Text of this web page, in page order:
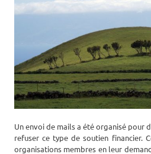
Un envoi de mails a été organisé pour
refuser ce type de soutien financier.
organisations membres en leur